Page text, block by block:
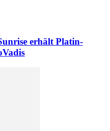
erhält Platin-